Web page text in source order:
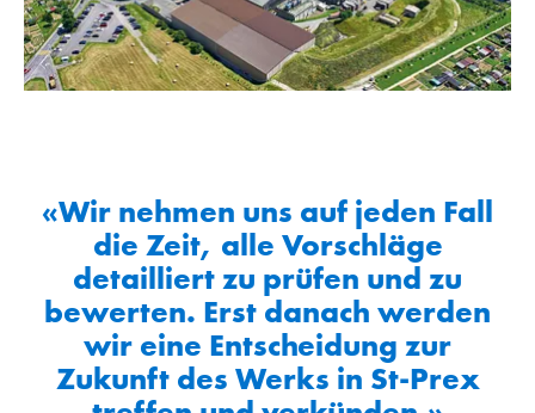
«Wir nehmen uns auf jeden Fall
die Zeit, alle Vorschläge
detailliert zu prüfen und zu
bewerten. Erst danach werden
wir eine Entscheidung zur
Zukunft des Werks in St-Prex